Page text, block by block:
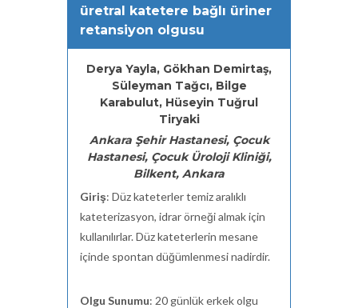
üretral katetere bağlı üriner
retansiyon olgusu
Derya Yayla, Gökhan Demirtaş,
Süleyman Tağcı, Bilge
Karabulut, Hüseyin Tuğrul
Tiryaki
Ankara Şehir Hastanesi, Çocuk
Hastanesi, Çocuk Üroloji Kliniği,
Bilkent, Ankara
Giriş: Düz kateterler temiz aralıklı
kateterizasyon, idrar örneği almak için
kullanılırlar. Düz kateterlerin mesane
içinde spontan düğümlenmesi nadirdir.
Olgu Sunumu: 20 günlük erkek olgu